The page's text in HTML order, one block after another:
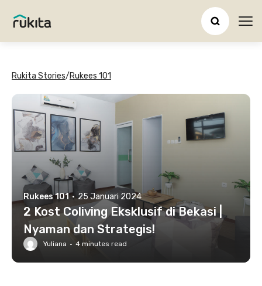
Rukita Stories/Rukees 101
Rukees 101 · 25 Januari 2024
2 Kost Coliving Eksklusif di Bekasi |
Nyaman dan Strategis!
Yuliana · 4 minutes read